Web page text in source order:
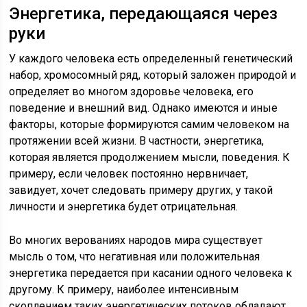
Энергетика, передающаяся через
руки
У каждого человека есть определенный генетический
набор, хромосомный ряд, который заложен природой и
определяет во многом здоровье человека, его
поведение и внешний вид. Однако имеются и иные
факторы, которые формируются самим человеком на
протяжении всей жизни. В частности, энергетика,
которая является продолжением мысли, поведения. К
примеру, если человек постоянно нервничает,
завидует, хочет следовать примеру других, у такой
личности и энергетика будет отрицательная.
Во многих верованиях народов мира существует
мысль о том, что негативная или положительная
энергетика передается при касании одного человека к
другому. К примеру, наиболее интенсивным